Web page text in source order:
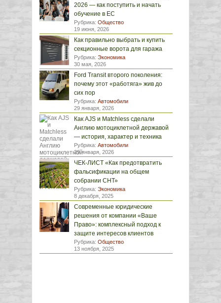
2026 — как поступить и начать
обучение в ЕС
Рубрика: Общество
19 июня, 2026
Как правильно выбрать и купить
секционные ворота для гаража
Рубрика: Экономика
30 мая, 2026
Ford Transit второго поколения:
почему этот «работяга» жив до
сих пор
Рубрика: Автомобили
29 января, 2026
Как AJS и Matchless сделали
Англию мотоциклетной державой
— история, характер и техника
Рубрика: Автомобили
29 января, 2026
ЧЕК-ЛИСТ «Как предотвратить
фальсификации на общем
собрании СНТ»
Рубрика: Экономика
8 декабря, 2025
Современные юридические
решения от компании «Ваше
Право»: комплексный подход к
защите интересов клиентов
Рубрика: Общество
13 ноября, 2025